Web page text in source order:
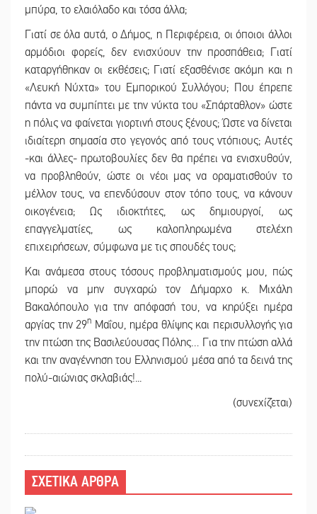
μπύρα, το ελαιόλαδο και τόσα άλλα;
Γιατί σε όλα αυτά, ο Δήμος, η Περιφέρεια, οι όποιοι άλλοι
αρμόδιοι φορείς, δεν ενισχύουν την προσπάθεια; Γιατί
καταργήθηκαν οι εκθέσεις; Γιατί εξασθένισε ακόμη και η
«Λευκή Νύχτα» του Εμπορικού Συλλόγου; Που έπρεπε
πάντα να συμπίπτει με την νύκτα του «Σπάρταθλον» ώστε
η πόλις να φαίνεται γιορτινή στους ξένους; Ώστε να δίνεται
ιδιαίτερη σημασία στο γεγονός από τους ντόπιους; Αυτές
-και άλλες- πρωτοβουλίες δεν θα πρέπει να ενισχυθούν,
να προβληθούν, ώστε οι νέοι μας να οραματισθούν το
μέλλον τους, να επενδύσουν στον τόπο τους, να κάνουν
οικογένεια; Ως ιδιοκτήτες, ως δημιουργοί, ως
επαγγελματίες, ως καλοπληρωμένα στελέχη
επιχειρήσεων, σύμφωνα με τις σπουδές τους;
Και ανάμεσα στους τόσους προβληματισμούς μου, πώς
μπορώ να μην συγχαρώ τον Δήμαρχο κ. Μιχάλη
Βακαλόπουλο για την απόφασή του, να κηρύξει ημέρα
αργίας την 29η Μαΐου, ημέρα θλίψης και περισυλλογής για
την πτώση της Βασιλεύουσας Πόλης… Για την πτώση αλλά
και την αναγέννηση του Ελληνισμού μέσα από τα δεινά της
πολύ-αιώνιας σκλαβιάς!...
(συνεχίζεται)
ΣΧΕΤΙΚΑ ΑΡΘΡΑ